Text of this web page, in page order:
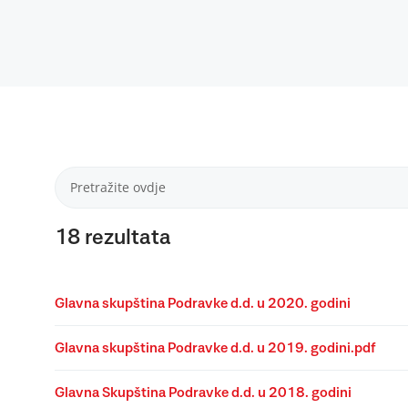
18rezultata
Glavna skupština Podravke d.d. u 2020. godini
Glavna skupština Podravke d.d. u 2019. godini.pdf
Glavna Skupština Podravke d.d. u 2018. godini